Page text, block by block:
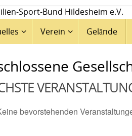
Verein Gelände
bevorstehenden